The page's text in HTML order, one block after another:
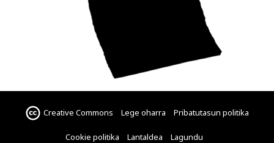
Creative Commons Lege oharra Pribatutasun politika
Cookie politika Lantaldea Lagundu